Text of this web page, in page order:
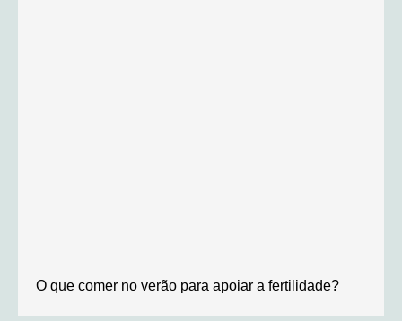
O que comer no verão para apoiar a fertilidade?